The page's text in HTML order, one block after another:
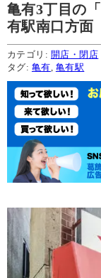
亀有3丁目の
有駅南口方面
カテゴリ: 開店・閉店
タグ: 亀有 亀有駅